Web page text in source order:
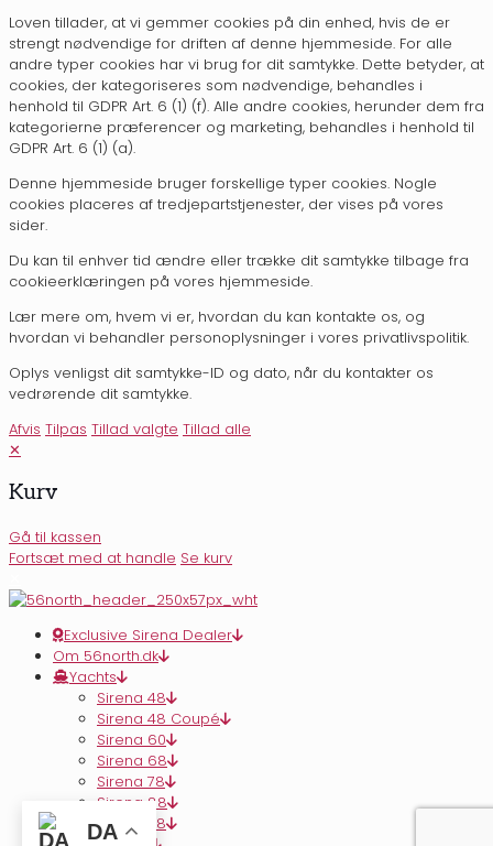
Loven tillader, at vi gemmer cookies på din enhed, hvis de er
strengt nødvendige for driften af denne hjemmeside. For alle
andre typer cookies har vi brug for dit samtykke. Dette betyder, at
cookies, der kategoriseres som nødvendige, behandles i
henhold til GDPR Art. 6 (1) (f). Alle andre cookies, herunder dem fra
kategorierne præferencer og marketing, behandles i henhold til
GDPR Art. 6 (1) (a).
Denne hjemmeside bruger forskellige typer cookies. Nogle
cookies placeres af tredjepartstjenester, der vises på vores
sider.
Du kan til enhver tid ændre eller trække dit samtykke tilbage fra
cookieerklæringen på vores hjemmeside.
Lær mere om, hvem vi er, hvordan du kan kontakte os, og
hvordan vi behandler personoplysninger i vores privatlivspolitik.
Oplys venligst dit samtykke-ID og dato, når du kontakter os
vedrørende dit samtykke.
Afvis Tilpas Tillad valgte Tillad alle
✕
Kurv
Gå til kassen
Fortsæt med at handle Se kurv
Exclusive Sirena Dealer
Om 56north.dk
Yachts
Sirena 48
Sirena 48 Coupé
Sirena 60
Sirena 68
Sirena 78
Sirena 88
Sirena 118
DA